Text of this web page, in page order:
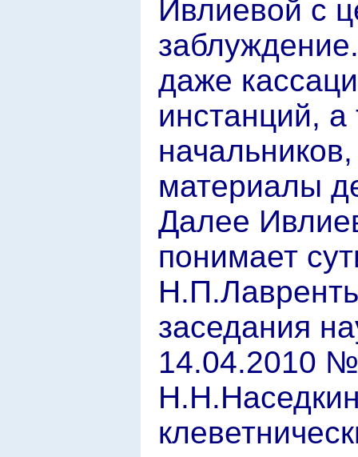
Ивлиевой с
даже
инстанций, а
материалы
Далее
понимает
заседания
14.04.2010